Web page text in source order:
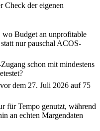
Check der eigenen
wo Budget an unprofitable
nur pauschal ACOS-
schon mit mindestens
dem 27. Juli 2026 auf 75
für Tempo genutzt, während
an echten Margendaten